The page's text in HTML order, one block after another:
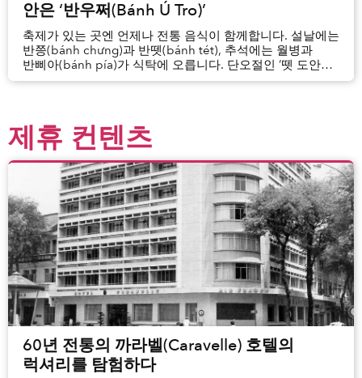
안은 ‘반우쩌(Bánh Ú Tro)’
축제가 있는 곳엔 언제나 전통 음식이 함께합니다. 설날에는
반쯩(bánh chưng)과 반뗏(bánh tét), 추석에는 월병과
반삐아(bánh pía)가 식탁에 오릅니다. 단오절인 ‘뗏 도안
응오’(Tết Đoan Ngọ)에도 마찬가지입니다. 이날에는
제휴 컨텐츠
60년 전통의 까라벨(Caravelle) 호텔의
럭셔리를 탐험하다